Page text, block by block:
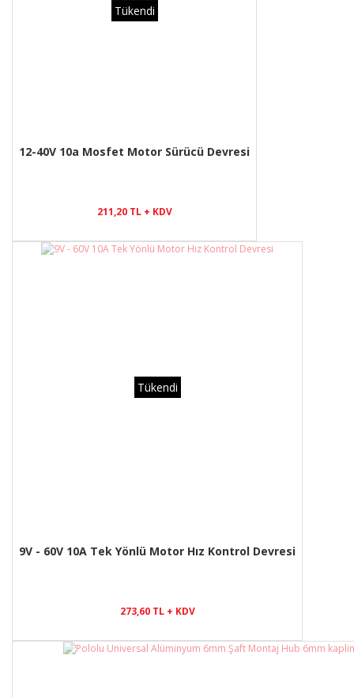
Tükendi
12-40V 10a Mosfet Motor Sürücü Devresi
211,20 TL + KDV
Tükendi
9V - 60V 10A Tek Yönlü Motor Hız Kontrol Devresi
273,60 TL + KDV